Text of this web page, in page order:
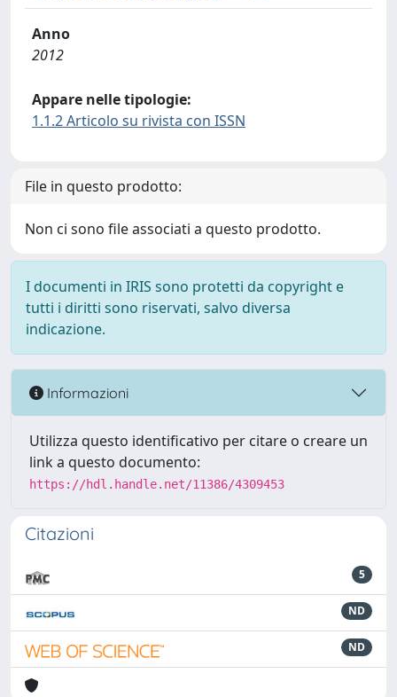
Anno
2012
Appare nelle tipologie:
1.1.2 Articolo su rivista con ISSN
File in questo prodotto:
Non ci sono file associati a questo prodotto.
I documenti in IRIS sono protetti da copyright e
tutti i diritti sono riservati, salvo diversa
indicazione.
Informazioni
Utilizza questo identificativo per citare o creare un
link a questo documento:
https://hdl.handle.net/11386/4309453
Citazioni
5
ND
ND